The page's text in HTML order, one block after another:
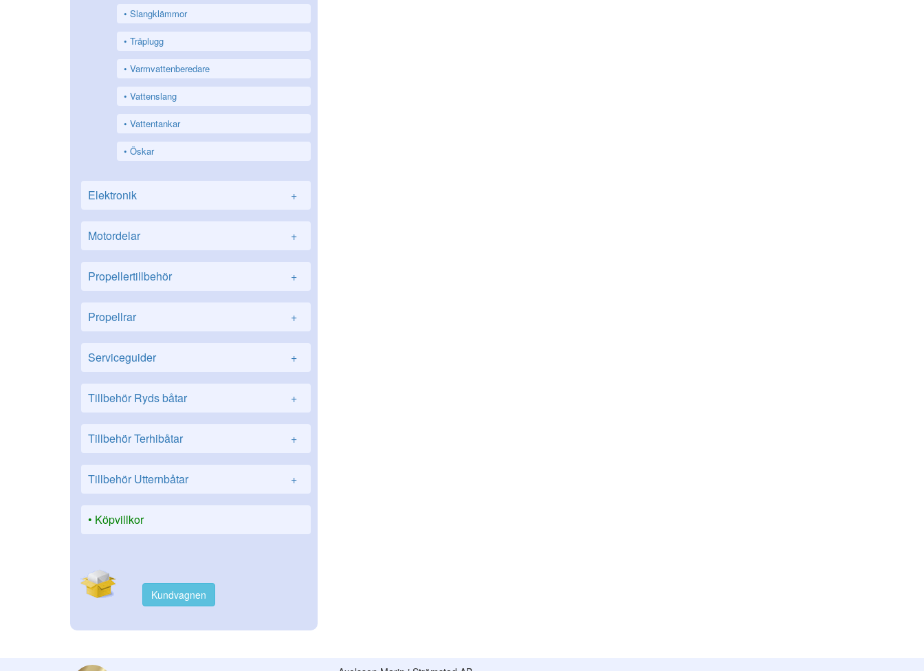
Slangklämmor
Träplugg
Varmvattenberedare
Vattenslang
Vattentankar
Öskar
Elektronik +
Motordelar +
Propellertillbehör +
Propellrar +
Serviceguider +
Tillbehör Ryds båtar +
Tillbehör Terhibåtar +
Tillbehör Utternbåtar +
Köpvillkor
Kundvagnen